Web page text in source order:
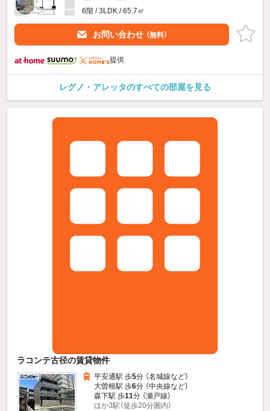
6階 / 3LDK / 65.7㎡
お問い合わせ （無料）
提供
レグノ・アレッタのすべての部屋を見る
ラコンテ古径の賃貸物件
平安通駅 歩5分 （名城線など）
大曽根駅 歩6分 （中央線など）
森下駅 歩11分 （瀬戸線）
ほか3駅（徒歩20分圏内）